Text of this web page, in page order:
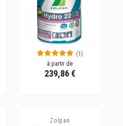
à partir de
239,86 €
(1)
Zolpan